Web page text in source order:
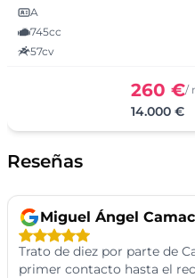
A
745cc
57cv
260 €/
14.000 €
Reseñas
Miguel Ángel
Trato de diez por parte de
primer contacto hasta el